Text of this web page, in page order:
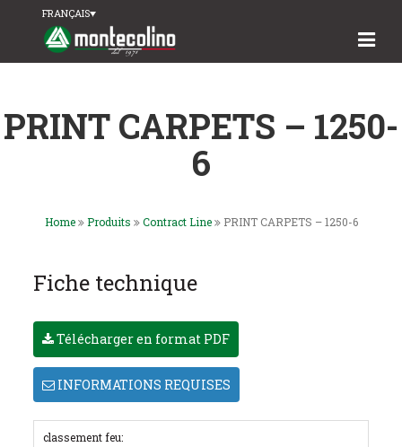
FRANÇAIS
PRINT CARPETS – 1250-
6
Home Produits Contract Line PRINT CARPETS – 1250-6
Fiche technique
Télécharger en format PDF
INFORMATIONS REQUISES
classement feu: